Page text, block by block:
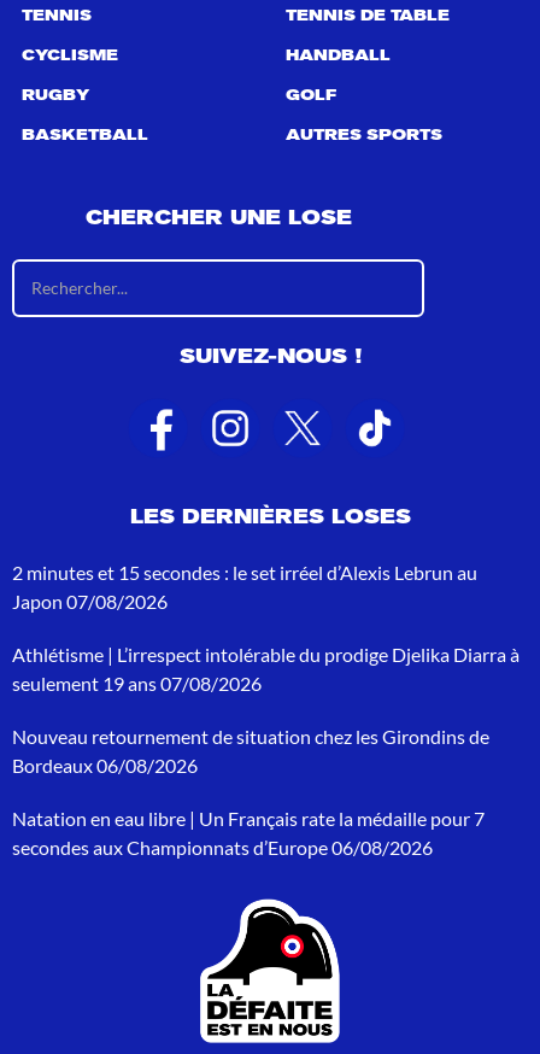
TENNIS
CYCLISME
RUGBY
BASKETBALL
TENNIS DE TABLE
HANDBALL
GOLF
AUTRES SPORTS
CHERCHER UNE LOSE
s
l
a
t
s
r
c
c
h
p
o
:
SUIVEZ-NOUS !
LES DERNIÈRES LOSES
2 minutes et 15 secondes : le set irréel d’Alexis Lebrun au
Japon 07/08/2026
Athlétisme | L’irrespect intolérable du prodige Djelika Diarra à
seulement 19 ans07/08/2026
Nouveau retournement de situation chez les Girondins de
Bordeaux06/08/2026
Natation en eau libre | Un Français rate la médaille pour 7
secondes aux Championnats d’Europe06/08/2026